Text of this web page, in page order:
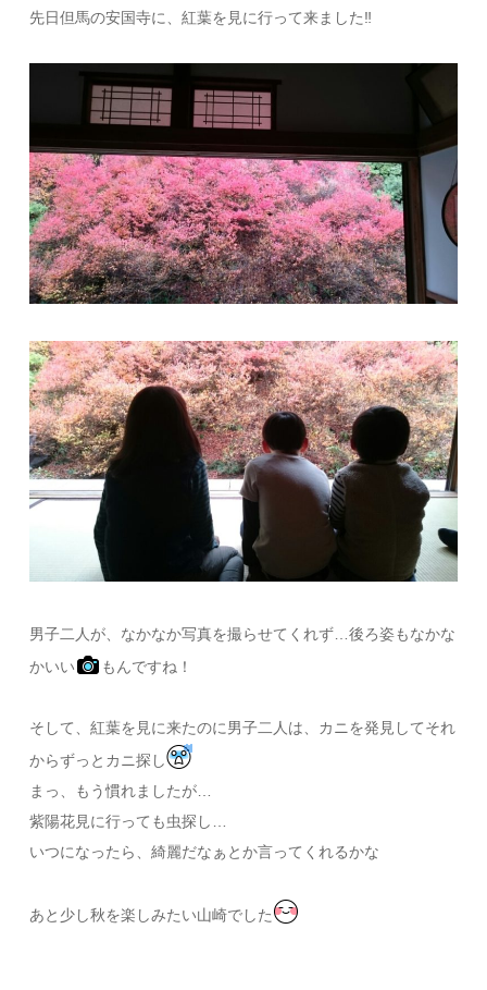
先日但馬の安国寺に、紅葉を見に行って来ました‼
男子二人が、なかなか写真を撮らせてくれず…後ろ姿もなかな
かいい
もんですね！
そして、紅葉を見に来たのに男子二人は、カニを発見してそれ
からずっとカニ探し
まっ、もう慣れましたが…
紫陽花見に行っても虫探し…
いつになったら、綺麗だなぁとか言ってくれるかな
あと少し秋を楽しみたい山崎でした